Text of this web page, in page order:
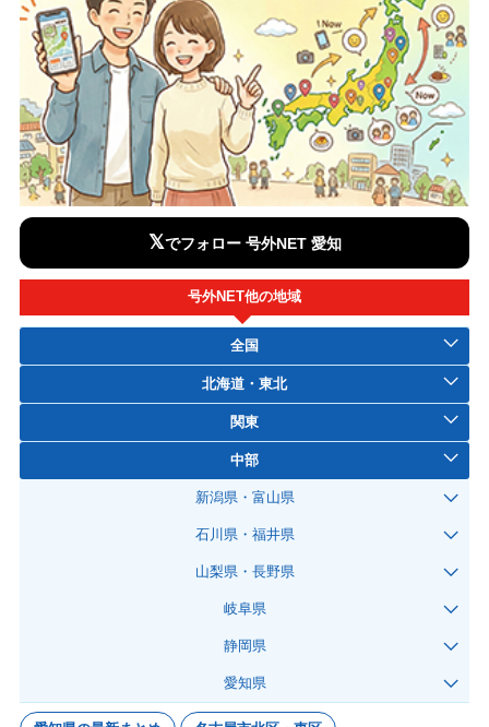
𝕏でフォロー 号外NET 愛知
号外NET他の地域
全国
北海道・東北
関東
中部
新潟県・富山県
石川県・福井県
山梨県・長野県
岐阜県
静岡県
愛知県